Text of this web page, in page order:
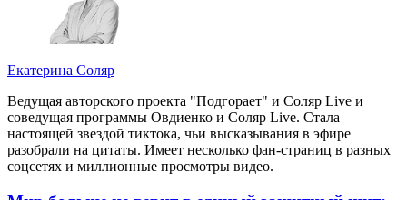
Екатерина Соляр
Ведущая авторского проекта "Подгорает" и Соляр Live и
соведущая программы Овдиенко и Соляр Live. Стала
настоящей звездой тиктока, чьи высказывания в эфире
разобрали на цитаты. Имеет несколько фан-страниц в разных
соцсетях и миллионные просмотры видео.